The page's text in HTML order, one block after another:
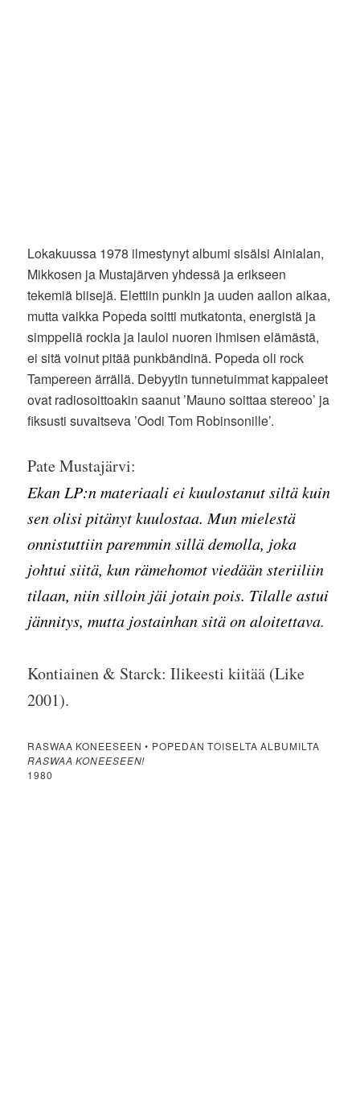
Lokakuussa 1978 ilmestynyt albumi sisälsi Ainialan,
Mikkosen ja Mustajärven yhdessä ja erikseen
tekemiä biisejä. Elettiin punkin ja uuden aallon aikaa,
mutta vaikka Popeda soitti mutkatonta, energistä ja
simppeliä rockia ja lauloi nuoren ihmisen elämästä,
ei sitä voinut pitää punkbändinä. Popeda oli rock
Tampereen ärrällä. Debyytin tunnetuimmat kappaleet
ovat radiosoittoakin saanut ’Mauno soittaa stereoo’ ja
fiksusti suvaitseva ’Oodi Tom Robinsonille’.
Pate Mustajärvi:
Ekan LP:n materiaali ei kuulostanut siltä kuin
sen olisi pitänyt kuulostaa. Mun mielestä
onnistuttiin paremmin sillä demolla, joka
johtui siitä, kun rämehomot viedään steriiliin
tilaan, niin silloin jäi jotain pois. Tilalle astui
jännitys, mutta jostainhan sitä on aloitettava.
Kontiainen & Starck: Ilikeesti kiitää (Like
2001).
RASWAA KONEESEEN • POPEDAN TOISELTA ALBUMILTA
RASWAA KONEESEEN!
1980